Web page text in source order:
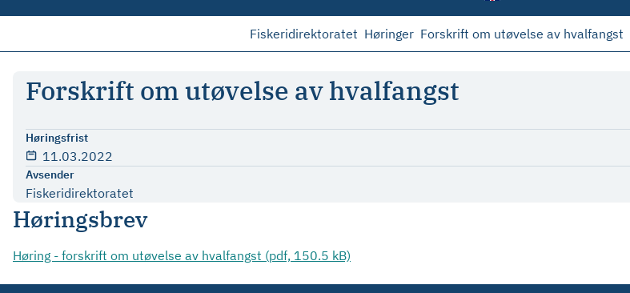
Fiskeridirektoratet Høringer Forskrift om utøvelse av hvalfangst
Forskrift om utøvelse av hvalfangst
Høringsfrist
11.03.2022
Avsender
Fiskeridirektoratet
Høringsbrev
Høring - forskrift om utøvelse av hvalfangst (pdf, 150.5 kB)